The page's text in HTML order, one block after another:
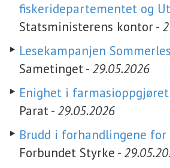
fiskeridepartementet og
Statsministerens kontor -
Lesekampanjen
Sametinget -29.05.2026
Enighet i farmasioppgjøret
Parat -29.05.2026
Brudd i forhandlingene
Forbundet Styrke -